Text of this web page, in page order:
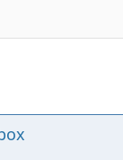
sans-serif;